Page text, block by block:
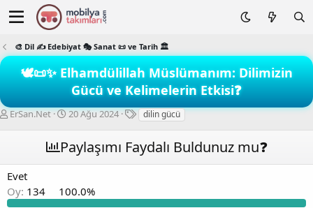
🎨 Dil ✍️ Edebiyat 🎭 Sanat 📜 ve Tarih 🏛️
🕊️📜✨ Elhamdülillah Müslümanım: Dilimizin
Gücü ve Kelimelerin Etkisi❓
K
u
y
u
b
ErSan.Net
B
l
a
g
ı
20 Ağu 2024
E
k
e
e
dilin gücü
Paylaşımı Faydalı Buldunuz mu❓
Evet
Oy: 134 100.0%